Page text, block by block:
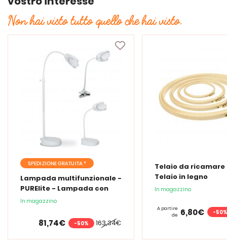
Non hai visto tutto quello che hai visto.
SPEDIZIONE GRATUITA *
Lampada multifunzionale -
PURElite - Lampada con
lente d'ingrandimento
In magazzino
163,34€
81,74€ -50%
Telaio da ricamare
Telaio in legno
In magazzino
A partire
de 6,80€ -50%